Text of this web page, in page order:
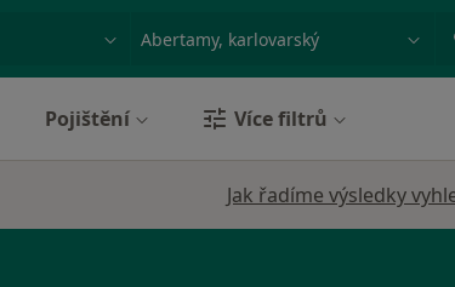
nebo příjmení
Pojištění Více filtrů
Jak řadíme výsledky